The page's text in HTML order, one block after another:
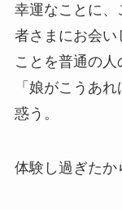
幸運なことに、
者さまにお会い
ことを普通の人
「娘がこうあ
惑う。
体験し過ぎたか